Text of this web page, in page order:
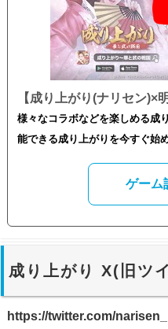
【成り上がり(ナリセン)×
様々なコラボなどを楽しめる成
能できる成り上がりを今すぐ始
ゲーム
成り上がり X(旧ツ
https://twitter.com/